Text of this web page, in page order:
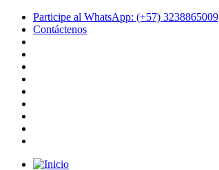
Participe al WhatsApp: (+57) 3238865009
Contáctenos